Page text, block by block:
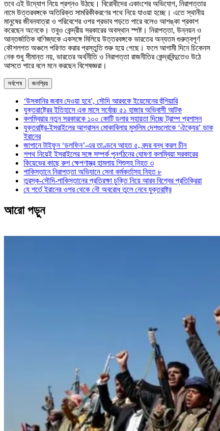
তবে এই উদ্যোগ নিয়ে প্রশ্নও উঠছে। বিরোধীদের একাংশের অভিযোগ, নিরাপত্তার
নামে উত্তরবঙ্গকে অতিরিক্ত সামরিকীকরণের পথে নিয়ে যাওয়া হচ্ছে। এতে স্থানীয়
মানুষের জীবনযাত্রা ও পরিবেশের ওপর প্রভাব পড়তে পারে বলেও আশঙ্কা প্রকাশ
করেছেন অনেকে। তবুও কেন্দ্রীয় সরকারের অবস্থান স্পষ্ট। নিরাপত্তা, উন্নয়ন ও
আন্তর্জাতিক বাণিজ্যকে একসঙ্গে মিলিয়ে উত্তরবঙ্গকে ভারতের অন্যতম গুরুত্বপূর্ণ
কৌশলগত অঞ্চলে পরিণত করার প্রস্তুতি শুরু হয়ে গেছে। ফলে আগামী দিনে চিকেনস
নেক শুধু সীমান্ত নয়, ভারতের অর্থনীতি ও নিরাপত্তা রাজনীতির কেন্দ্রবিন্দুতেও উঠে
আসতে পারে বলে মনে করছেন বিশেষজ্ঞরা।
সর্বশেষ জনপ্রিয়
‘উসকানির জবাব দেওয়া হবে’, সৌদি আরবকে ইয়েমেনের হুঁশিয়ারি
যুক্তরাষ্ট্রের ইতিহাসে এক মাসে সর্বোচ্চ ৫১ হাজার অভিবাসী আটক
কলম্বিয়ার নতুন সরকারকে ১০০ কোটি ডলার সহায়তা দিচ্ছে ট্রাম্প প্রশাসন
যুক্তরাষ্ট্র-ইসরাইলের আগ্রাসন মোকাবিলায় মুসলিম দেশগুলোকে ‘ঐক্যের’ ডাক
ইরানের
জাপানে টাইফুন ‘ডলফিন’-এর তাণ্ডবে আহত ৫, বন্দর বন্ধ করল চীন
শপথ নিয়েই ইসরাইলের সঙ্গে সম্পর্ক পুনর্গঠনের ঘোষণা কলম্বিয়া সরকারের
কিয়েভের কাছে রুশ ক্ষেপণাস্ত্র হামলায় শিশুসহ নিহত ৩
পাকিস্তানে নিরাপত্তা অভিযানে সেনা কর্মকর্তাসহ নিহত ৮
তুরস্ক-সৌদি-পাকিস্তানের প্রতিরক্ষা চুক্তি নিয়ে আরব বিশ্বের প্রতিক্রিয়া
যে শর্তে ইরানের ওপর থেকে নৌ অবরোধ তুলে নেবে যুক্তরাষ্ট্র
আরো পড়ুন